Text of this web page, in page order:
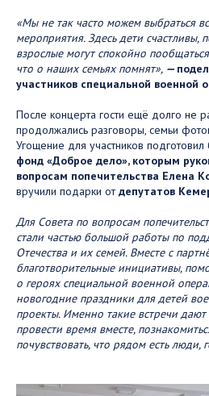
«Мы не так часто можем выбраться
мероприятия. Здесь дети счастливы,
взрослые могут спокойно
что о наших семьях помнят», —
участников специальной военной
После концерта гости ещё долго не
продолжались разговоры, семьи
Угощение для участников подготовил
фонд «Доброе дело», которым
вопросам попечительства Елена
вручили подарки отдепутатов
Для Совета по вопросам
стали частью большой работы по
Отечества и их семей. Вместе с
благотворительные инициативы,
о героях специальной военной
новогодние праздники для детей
проекты. Именно такие встречи
провести время вместе,
почувствовать, что рядом есть люди,